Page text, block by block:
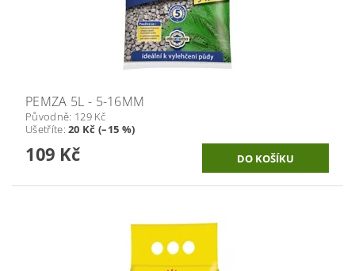
PEMZA 5L - 5-16MM
Původně: 129 Kč
Ušetříte:20 Kč (–15 %)
109 Kč